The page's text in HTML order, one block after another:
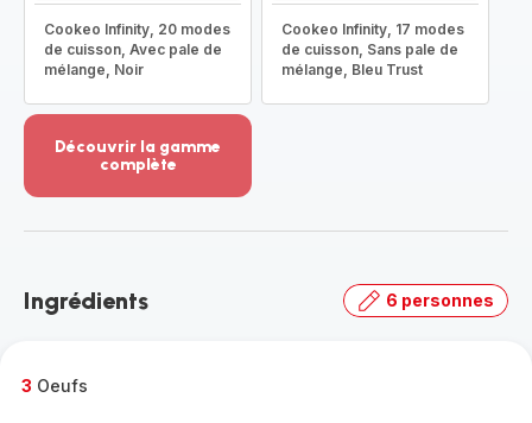
Cookeo Infinity, 20 modes
de cuisson, Avec pale de
mélange, Noir
Cookeo Infinity, 17 modes
de cuisson, Sans pale de
mélange, Bleu Trust
Découvrir la gamme
complète
-
gamme
Ingrédients 6 personnes
3 Oeufs